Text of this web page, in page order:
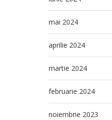
mai 2024
aprilie 2024
martie 2024
februarie 2024
noiembrie 2023